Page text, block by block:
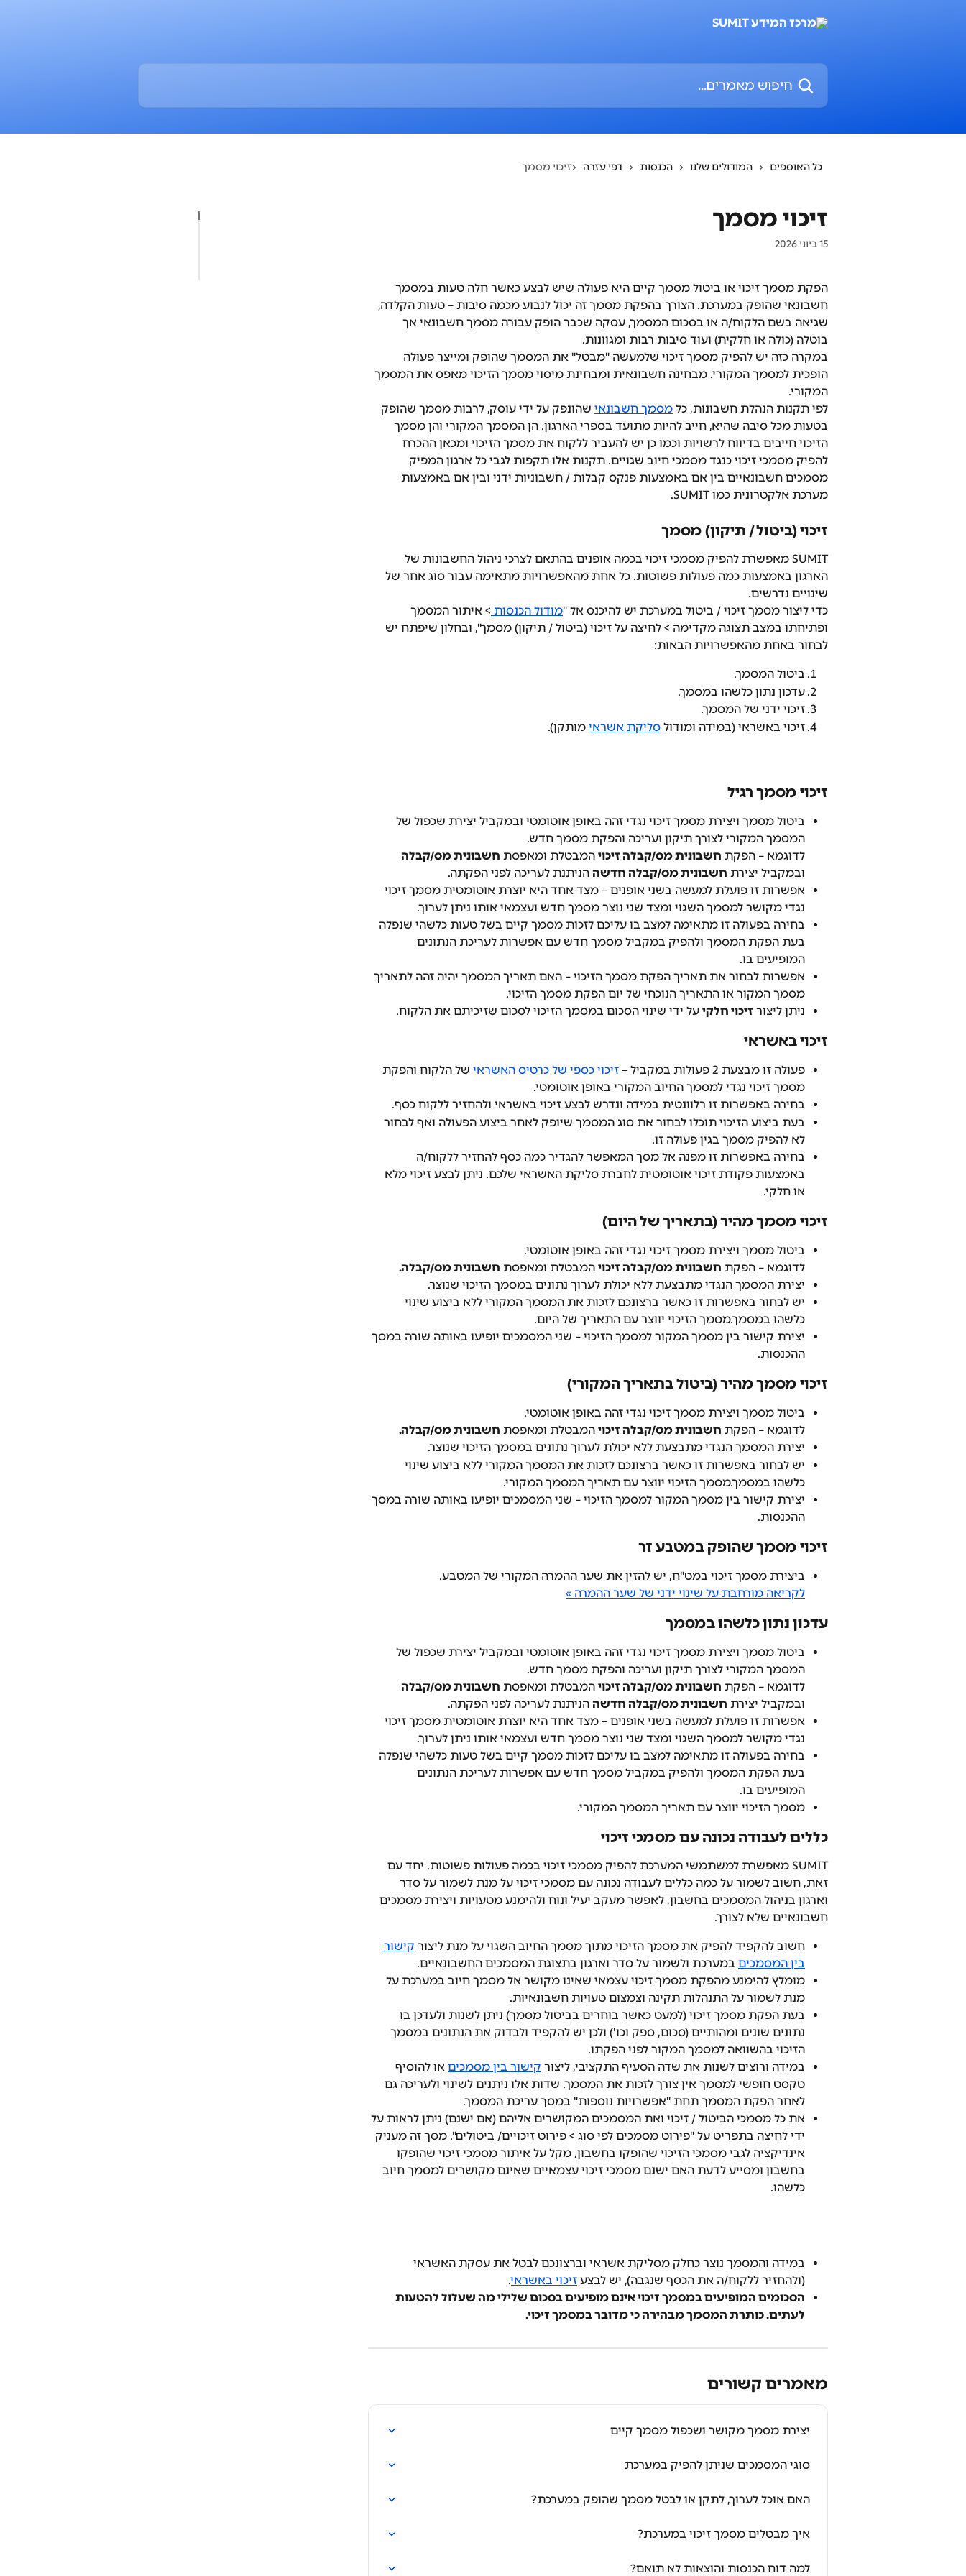
חיפוש מאמרים...
כל האוספים המודולים שלנו הכנסות דפי עזרה זיכוי מסמך
זיכוי מסמך
15 ביוני 2026
הפקת מסמך זיכוי או ביטול מסמך קיים היא פעולה שיש לבצע כאשר חלה טעות במסמך
חשבונאי שהופק במערכת. הצורך בהפקת מסמך זה יכול לנבוע מכמה סיבות – טעות הקלדה,
שגיאה בשם הלקוח/ה או בסכום המסמך, עסקה שכבר הופק עבורה מסמך חשבונאי אך
בוטלה (כולה או חלקית) ועוד סיבות רבות ומגוונות.
במקרה כזה יש להפיק מסמך זיכוי שלמעשה "מבטל" את המסמך שהופק ומייצר פעולה
הופכית למסמך המקורי. מבחינה חשבונאית ומבחינת מיסוי מסמך הזיכוי מאפס את המסמך
המקורי.
לפי תקנות הנהלת חשבונות, כל מסמך חשבונאי שהונפק על ידי עוסק, לרבות מסמך שהופק
בטעות מכל סיבה שהיא, חייב להיות מתועד בספרי הארגון. הן המסמך המקורי והן מסמך
הזיכוי חייבים בדיווח לרשויות וכמו כן יש להעביר ללקוח את מסמך הזיכוי ומכאן ההכרח
להפיק מסמכי זיכוי כנגד מסמכי חיוב שגויים. תקנות אלו תקפות לגבי כל ארגון המפיק
מסמכים חשבונאיים בין אם באמצעות פנקס קבלות / חשבוניות ידני ובין אם באמצעות
מערכת אלקטרונית כמו SUMIT.
זיכוי (ביטול / תיקון) מסמך
SUMIT מאפשרת להפיק מסמכי זיכוי בכמה אופנים בהתאם לצרכי ניהול החשבונות של
הארגון באמצעות כמה פעולות פשוטות. כל אחת מהאפשרויות מתאימה עבור סוג אחר של
שינויים נדרשים.
כדי ליצור מסמך זיכוי / ביטול במערכת יש להיכנס אל "מודול הכנסות > איתור המסמך
ופתיחתו במצב תצוגה מקדימה > לחיצה על זיכוי (ביטול / תיקון) מסמך", ובחלון שיפתח יש
לבחור באחת מהאפשרויות הבאות:
ביטול המסמך.
עדכון נתון כלשהו במסמך.
זיכוי ידני של המסמך.
זיכוי באשראי (במידה ומודול סליקת אשראי מותקן).
זיכוי מסמך רגיל
ביטול מסמך ויצירת מסמך זיכוי נגדי זהה באופן אוטומטי ובמקביל יצירת שכפול של
המסמך המקורי לצורך תיקון ועריכה והפקת מסמך חדש.
לדוגמא – הפקת חשבונית מס/קבלה זיכוי המבטלת ומאפסת חשבונית מס/קבלה
ובמקביל יצירת חשבונית מס/קבלה חדשה הניתנת לעריכה לפני הפקתה.
אפשרות זו פועלת למעשה בשני אופנים – מצד אחד היא יוצרת אוטומטית מסמך זיכוי
נגדי מקושר למסמך השגוי ומצד שני נוצר מסמך חדש ועצמאי אותו ניתן לערוך.
בחירה בפעולה זו מתאימה למצב בו עליכם לזכות מסמך קיים בשל טעות כלשהי שנפלה
בעת הפקת המסמך ולהפיק במקביל מסמך חדש עם אפשרות לעריכת הנתונים
המופיעים בו.
אפשרות לבחור את תאריך הפקת מסמך הזיכוי – האם תאריך המסמך יהיה זהה לתאריך
מסמך המקור או התאריך הנוכחי של יום הפקת מסמך הזיכוי.
ניתן ליצור זיכוי חלקי על ידי שינוי הסכום במסמך הזיכוי לסכום שזיכיתם את הלקוח.
זיכוי באשראי
פעולה זו מבצעת 2 פעולות במקביל – זיכוי כספי של כרטיס האשראי של הלקוח והפקת
מסמך זיכוי נגדי למסמך החיוב המקורי באופן אוטומטי.
בחירה באפשרות זו רלוונטית במידה ונדרש לבצע זיכוי באשראי ולהחזיר ללקוח כסף.
בעת ביצוע הזיכוי תוכלו לבחור את סוג המסמך שיופק לאחר ביצוע הפעולה ואף לבחור
לא להפיק מסמך בגין פעולה זו.
בחירה באפשרות זו מפנה אל מסך המאפשר להגדיר כמה כסף להחזיר ללקוח/ה
באמצעות פקודת זיכוי אוטומטית לחברת סליקת האשראי שלכם. ניתן לבצע זיכוי מלא
או חלקי.
זיכוי מסמך מהיר (בתאריך של היום)
ביטול מסמך ויצירת מסמך זיכוי נגדי זהה באופן אוטומטי.
לדוגמא – הפקת חשבונית מס/קבלה זיכוי המבטלת ומאפסת חשבונית מס/קבלה.
יצירת המסמך הנגדי מתבצעת ללא יכולת לערוך נתונים במסמך הזיכוי שנוצר.
יש לבחור באפשרות זו כאשר ברצונכם לזכות את המסמך המקורי ללא ביצוע שינוי
כלשהו במסמך.מסמך הזיכוי יווצר עם התאריך של היום.
יצירת קישור בין מסמך המקור למסמך הזיכוי – שני המסמכים יופיעו באותה שורה במסך
ההכנסות.
זיכוי מסמך מהיר (ביטול בתאריך המקורי)
ביטול מסמך ויצירת מסמך זיכוי נגדי זהה באופן אוטומטי.
לדוגמא – הפקת חשבונית מס/קבלה זיכוי המבטלת ומאפסת חשבונית מס/קבלה.
יצירת המסמך הנגדי מתבצעת ללא יכולת לערוך נתונים במסמך הזיכוי שנוצר.
יש לבחור באפשרות זו כאשר ברצונכם לזכות את המסמך המקורי ללא ביצוע שינוי
כלשהו במסמך.מסמך הזיכוי יווצר עם תאריך המסמך המקורי.
יצירת קישור בין מסמך המקור למסמך הזיכוי – שני המסמכים יופיעו באותה שורה במסך
ההכנסות.
זיכוי מסמך שהופק במטבע זר
ביצירת מסמך זיכוי במט"ח, יש להזין את שער ההמרה המקורי של המטבע.
לקריאה מורחבת על שינוי ידני של שער ההמרה »
עדכון נתון כלשהו במסמך
ביטול מסמך ויצירת מסמך זיכוי נגדי זהה באופן אוטומטי ובמקביל יצירת שכפול של
המסמך המקורי לצורך תיקון ועריכה והפקת מסמך חדש.
לדוגמא – הפקת חשבונית מס/קבלה זיכוי המבטלת ומאפסת חשבונית מס/קבלה
ובמקביל יצירת חשבונית מס/קבלה חדשה הניתנת לעריכה לפני הפקתה.
אפשרות זו פועלת למעשה בשני אופנים – מצד אחד היא יוצרת אוטומטית מסמך זיכוי
נגדי מקושר למסמך השגוי ומצד שני נוצר מסמך חדש ועצמאי אותו ניתן לערוך.
בחירה בפעולה זו מתאימה למצב בו עליכם לזכות מסמך קיים בשל טעות כלשהי שנפלה
בעת הפקת המסמך ולהפיק במקביל מסמך חדש עם אפשרות לעריכת הנתונים
המופיעים בו.
מסמך הזיכוי יווצר עם תאריך המסמך המקורי.
כללים לעבודה נכונה עם מסמכי זיכוי
SUMIT מאפשרת למשתמשי המערכת להפיק מסמכי זיכוי בכמה פעולות פשוטות. יחד עם
זאת, חשוב לשמור על כמה כללים לעבודה נכונה עם מסמכי זיכוי על מנת לשמור על סדר
וארגון בניהול המסמכים בחשבון, לאפשר מעקב יעיל ונוח ולהימנע מטעויות ויצירת מסמכים
חשבונאיים שלא לצורך.
חשוב להקפיד להפיק את מסמך הזיכוי מתוך מסמך החיוב השגוי על מנת ליצור קישור
בין המסמכים במערכת ולשמור על סדר וארגון בתצוגת המסמכים החשבונאיים.
מומלץ להימנע מהפקת מסמך זיכוי עצמאי שאינו מקושר אל מסמך חיוב במערכת על
מנת לשמור על התנהלות תקינה וצמצום טעויות חשבונאיות.
בעת הפקת מסמך זיכוי (למעט כאשר בוחרים בביטול מסמך) ניתן לשנות ולעדכן בו
נתונים שונים ומהותיים (סכום, ספק וכו') ולכן יש להקפיד ולבדוק את הנתונים במסמך
הזיכוי בהשוואה למסמך המקור לפני הפקתו.
במידה ורוצים לשנות את שדה הסעיף התקציבי, ליצור קישור בין מסמכים או להוסיף
טקסט חופשי למסמך אין צורך לזכות את המסמך. שדות אלו ניתנים לשינוי ולעריכה גם
לאחר הפקת המסמך תחת "אפשרויות נוספות" במסך עריכת המסמך.
את כל מסמכי הביטול / זיכוי ואת המסמכים המקושרים אליהם (אם ישנם) ניתן לראות על
ידי לחיצה בתפריט על "פירוט מסמכים לפי סוג > פירוט זיכויים/ ביטולים". מסך זה מעניק
אינדיקציה לגבי מסמכי הזיכוי שהופקו בחשבון, מקל על איתור מסמכי זיכוי שהופקו
בחשבון ומסייע לדעת האם ישנם מסמכי זיכוי עצמאיים שאינם מקושרים למסמך חיוב
כלשהו.
במידה והמסמך נוצר כחלק מסליקת אשראי וברצונכם לבטל את עסקת האשראי
(ולהחזיר ללקוח/ה את הכסף שנגבה), יש לבצע זיכוי באשראי.
הסכומים המופיעים במסמך זיכוי אינם מופיעים בסכום שלילי מה שעלול להטעות
לעתים. כותרת המסמך מבהירה כי מדובר במסמך זיכוי.
מאמרים קשורים
יצירת מסמך מקושר ושכפול מסמך קיים
סוגי המסמכים שניתן להפיק במערכת
האם אוכל לערוך, לתקן או לבטל מסמך שהופק במערכת?
איך מבטלים מסמך זיכוי במערכת?
למה דוח הכנסות והוצאות לא תואם?